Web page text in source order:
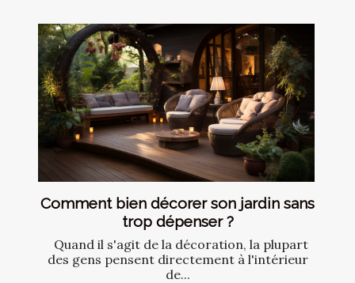
Comment bien décorer son jardin sans
trop dépenser ?
Quand il s'agit de la décoration, la plupart
des gens pensent directement à l'intérieur
de...